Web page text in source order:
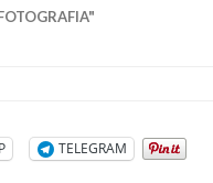
TELEGRAM